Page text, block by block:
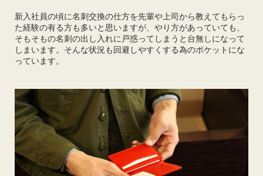
新入社員の頃に名刺交換の仕方を先輩や上司から教えてもらっ
た経験の有る方も多いと思いますが、やり方があっていても、
そもそもの名刺の出し入れに戸惑ってしまうと台無しになって
しまいます。そんな状況も回避しやすくする為のポケットにな
っています。